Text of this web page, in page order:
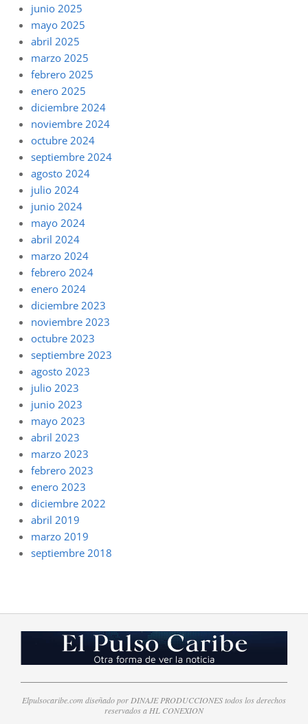
junio 2025
mayo 2025
abril 2025
marzo 2025
febrero 2025
enero 2025
diciembre 2024
noviembre 2024
octubre 2024
septiembre 2024
agosto 2024
julio 2024
junio 2024
mayo 2024
abril 2024
marzo 2024
febrero 2024
enero 2024
diciembre 2023
noviembre 2023
octubre 2023
septiembre 2023
agosto 2023
julio 2023
junio 2023
mayo 2023
abril 2023
marzo 2023
febrero 2023
enero 2023
diciembre 2022
abril 2019
marzo 2019
septiembre 2018
Elpulsocaribe.com diseñado por DINAJE PRODUCCIONES todos los derechos
reservados a HL CONEXION